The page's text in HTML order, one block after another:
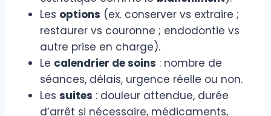
Les options (ex. conserver vs extraire ;
restaurer vs couronne ; endodontie vs
autre prise en charge).
Le calendrier de soins : nombre de
séances, délais, urgence réelle ou non.
Les suites : douleur attendue, durée
d’arrêt si nécessaire, médicaments,